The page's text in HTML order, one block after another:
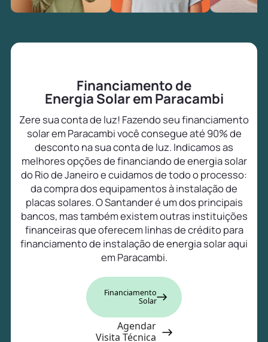
Financiamento de
Energia Solar em Paracambi
Zere sua conta de luz! Fazendo seu financiamento
solar em Paracambi você consegue até 90% de
desconto na sua conta de luz. Indicamos as
melhores opções de financiando de energia solar
do Rio de Janeiro e cuidamos de todo o processo:
da compra dos equipamentos à instalação de
placas solares. O Santander é um dos principais
bancos, mas também existem outras instituições
financeiras que oferecem linhas de crédito para
financiamento de instalação de energia solar aqui
em Paracambi.
Financiamento
Solar
Agendar
Visita Técnica